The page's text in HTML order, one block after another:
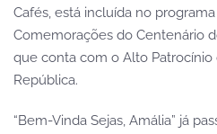
Cafés, está incluída no
Comemorações do Centenário
que conta com o Alto Patrocínio
República.
“Bem-Vinda Sejas, Amália” já